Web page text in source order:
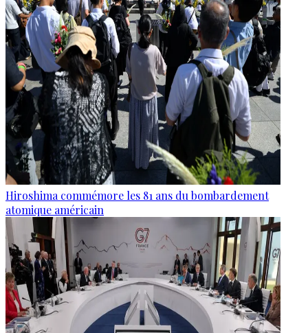
Hiroshima commémore les 81 ans du bombardement
atomique américain